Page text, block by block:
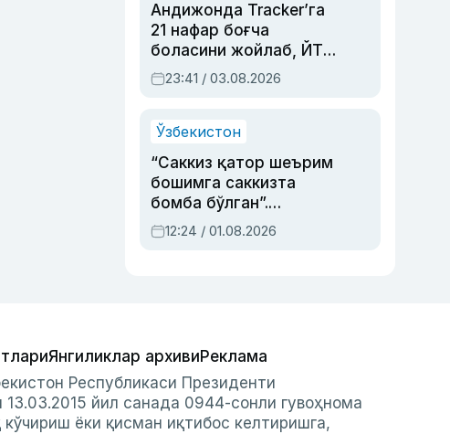
Андижонда Tracker’га
21 нафар боғча
боласини жойлаб, ЙТҲ
содир этган аёлга суд
ҳукми ўқилди
23:41 / 03.08.2026
Ўзбекистон
“Саккиз қатор шеърим
бошимга саккизта
бомба бўлган”.
Абдулла Ориповни
сиёсий айбловлардан
12:24 / 01.08.2026
Янгиликлар архивиРеклама
Республикаси Президенти
йил санада 0944-сонли гувоҳнома
ёки қисман иқтибос келтиришга,